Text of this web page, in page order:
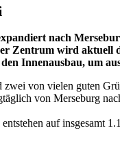
nach
Zentrum wird aktuell
Innenausbau, um
von vielen guten
von Merseburg
auf insgesamt